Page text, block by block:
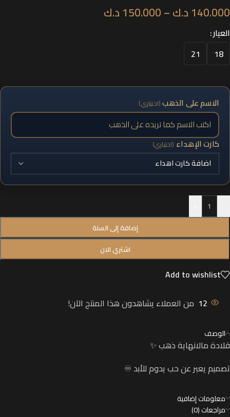
140.000 د.ك–
150.000 د.ك
العيار
18
21
الاسم على الذهب(اختياري)
كارت الإهداء (اختياري)
إضافة إلى السلة
اشتري الان
Add to wishlist
12 من العملاء يشاهدون هذا المنتج الآن!
الوصف
قلادة مالانهاية ذهب ✨
تصميم يعبر عن حب يدوم للأبد ♾️
معلومات إضافية
مراجعات (0)